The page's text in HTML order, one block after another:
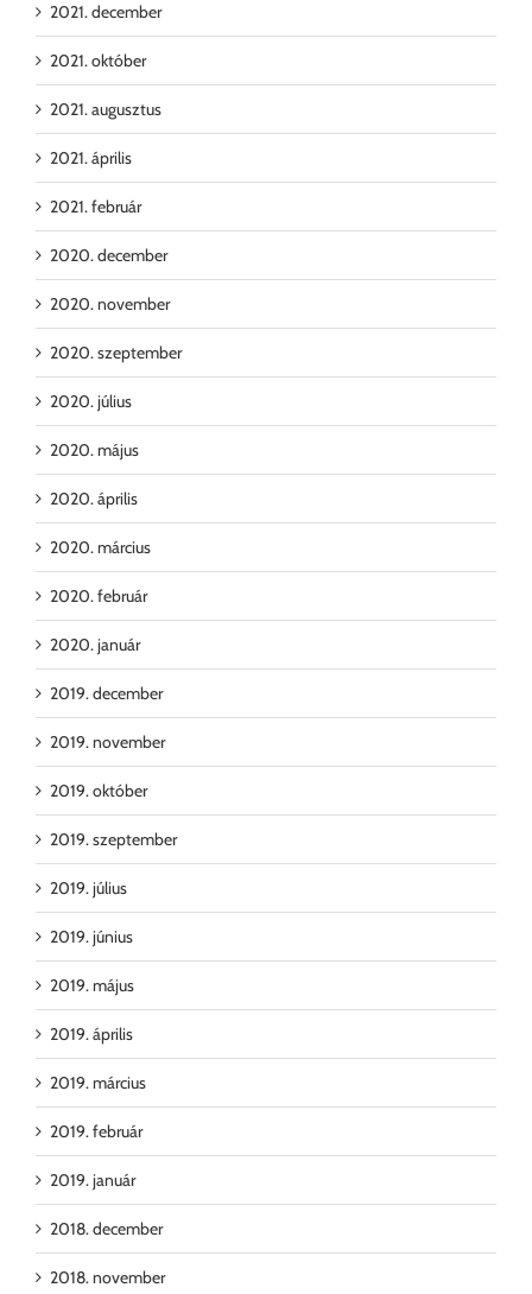
2021. december
2021. október
2021. augusztus
2021. április
2021. február
2020. december
2020. november
2020. szeptember
2020. július
2020. május
2020. április
2020. március
2020. február
2020. január
2019. december
2019. november
2019. október
2019. szeptember
2019. július
2019. június
2019. május
2019. április
2019. március
2019. február
2019. január
2018. december
2018. november